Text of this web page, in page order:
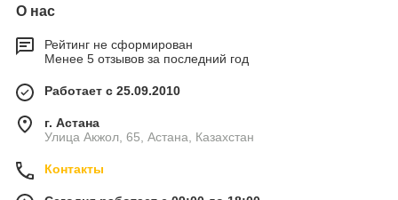
О нас
Рейтинг не сформирован
Менее 5 отзывов за последний год
Работает с 25.09.2010
г. Астана
Улица Акжол, 65, Астана, Казахстан
Контакты